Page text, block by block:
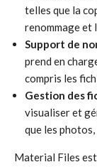
telles que la
renommage et
Support de
prend en
compris les
Gestion des
visualiser et
que les
Material Files